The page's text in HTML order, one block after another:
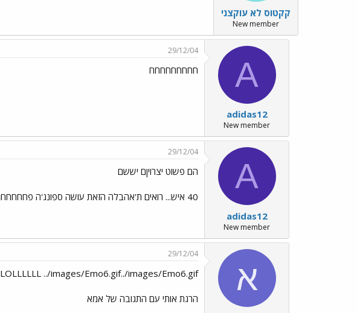
ך
קקטוס לא עוקצני
New member
A
adidas12
New member
29/12/04
חחחחחחחחח
A
adidas12
New member
29/12/04
הם פשוט יצרויןם יששם
40 איש... רואים ת'אהבלה הזאת עושה ספונג'ה פחחחחחחחח... לאן התדרדרנו
א
29/12/04
LOLLLLLL ../images/Emo6.gif../images/Emo6.gif
הרגת אותי עם התגובה של אמא